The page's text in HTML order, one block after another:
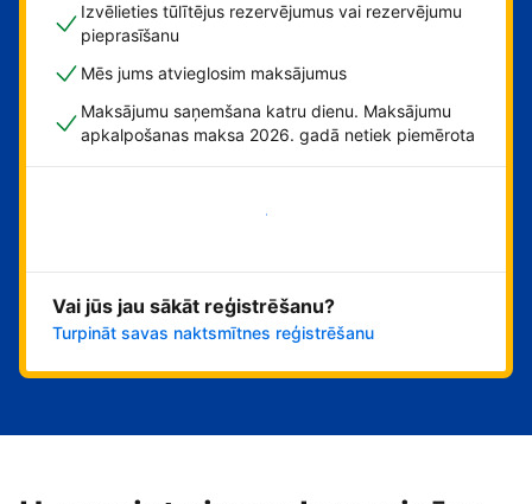
Izvēlieties tūlītējus rezervējumus vai rezervējumu
pieprasīšanu
Mēs jums atvieglosim maksājumus
Maksājumu saņemšana katru dienu. Maksājumu
apkalpošanas maksa 2026. gadā netiek piemērota
Sāciet tūlīt!
Vai jūs jau sākāt reģistrēšanu?
Turpināt savas naktsmītnes reģistrēšanu